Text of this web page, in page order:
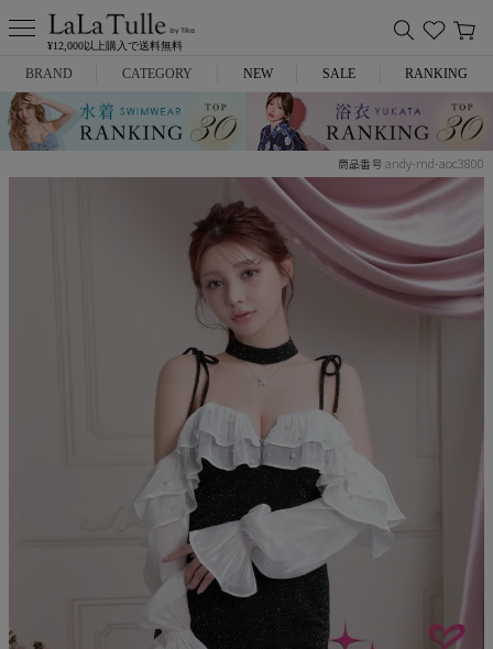
¥12,000以上購入で送料無料
BRAND
Anella
CATEGORY
ミニドレス
NEW SALE RANKING
商品番号 andy-md-aoc3800